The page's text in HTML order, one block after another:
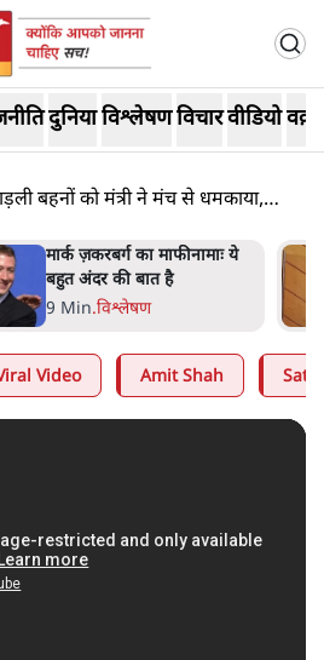
दुनियाविश्लेषणविचारवीडियो
बहनों को मंत्री ने मंच से धमकाया,
महुआ मोइत्रा से SC ने कहा- ' अंडों
से क्यों डरती हैं? स्वतंत्रता सेनानी
सीने पर गोली खाते थे'
4 Min.देश
Video Amit Shah